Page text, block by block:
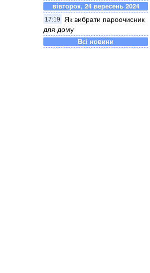
вівторок, 24 вересень 2024
17:19
Як вибрати пароочисник
для дому
Всі новини